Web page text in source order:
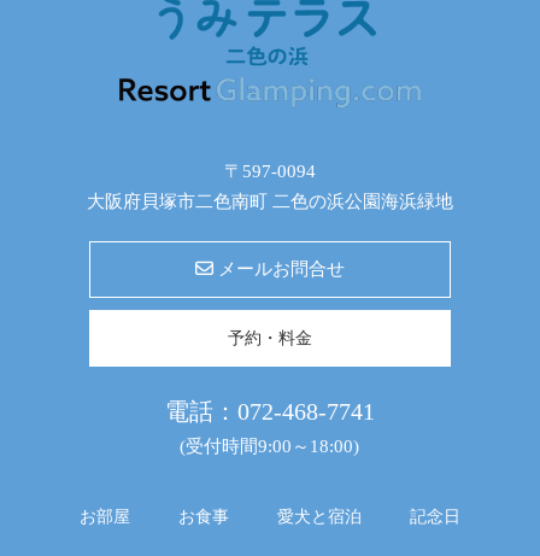
〒597-0094
大阪府貝塚市二色南町 二色の浜公園海浜緑地
メールお問合せ
予約・料金
電話： 072-468-7741
(受付時間9:00～18:00)
お部屋 お食事 愛犬と宿泊 記念日